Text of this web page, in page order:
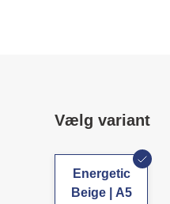
Vælg variant
Energetic
Beige | A5